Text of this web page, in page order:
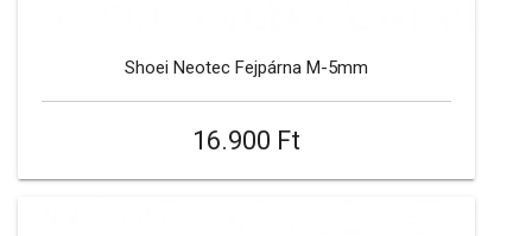
Shoei Neotec Fejpárna M-5mm
16.900 Ft